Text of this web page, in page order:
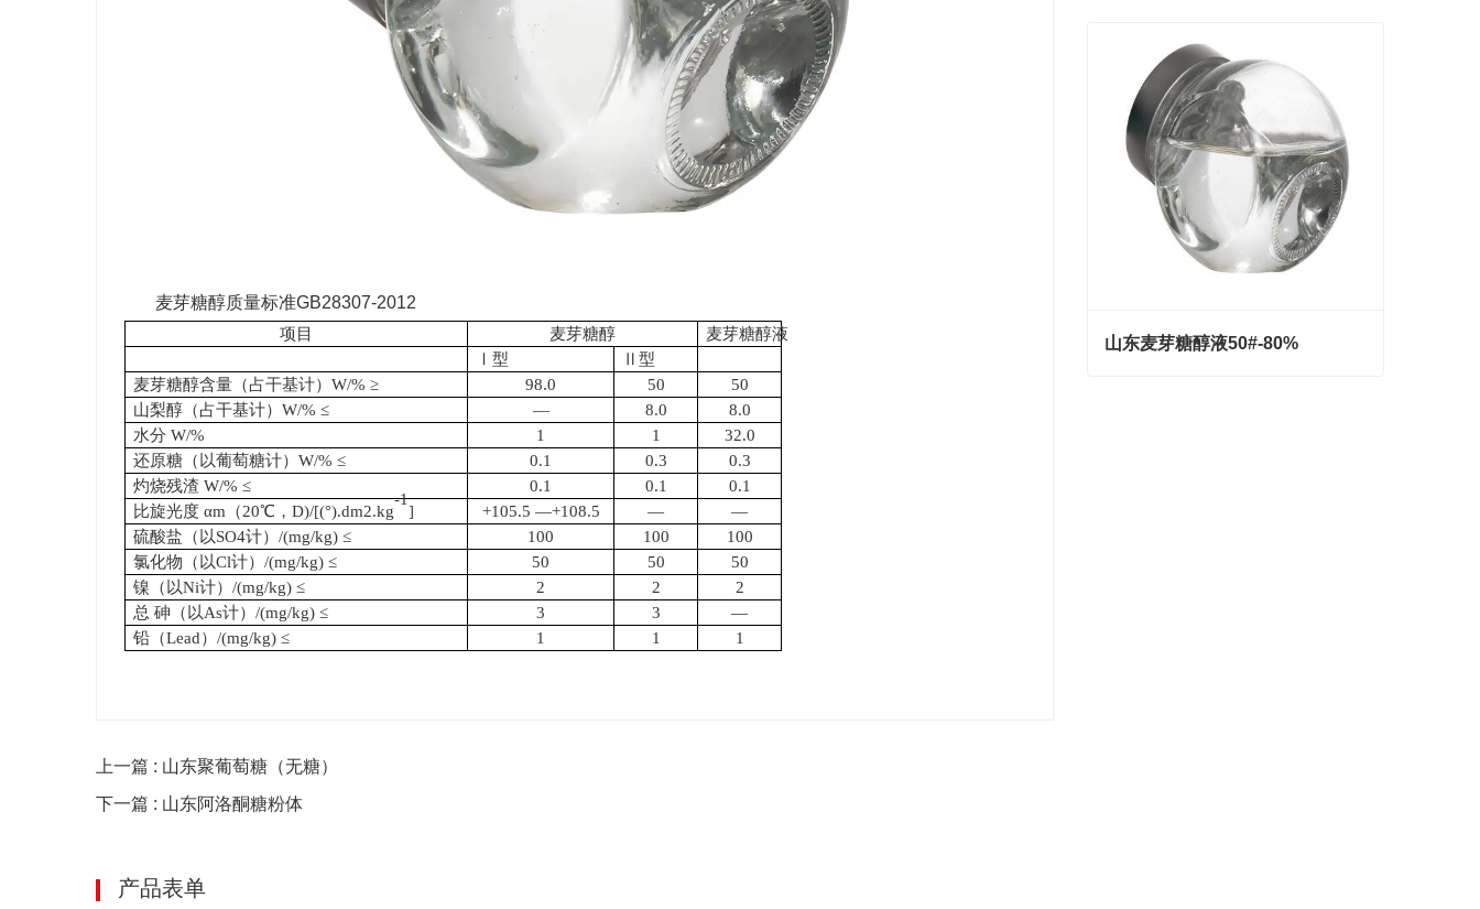
麦芽糖醇质量标准GB28307-2012
项目 麦芽糖醇
麦芽糖醇液
Ⅰ型
Ⅱ型
麦芽糖醇含量（占干基计）W/% ≥
98.0 50
50
山梨醇（占干基计）W/% ≤
— 8.0
8.0
水分 W/%
1 1
32.0
还原糖（以葡萄糖计）W/% ≤
0.1 0.3
0.3
灼烧残渣 W/% ≤
0.1 0.1
0.1
比旋光度 αm（20℃，D)/[(°).dm2.kg
-1
] +105.5 —+108.5 —
—
硫酸盐（以SO4计）/(mg/kg) ≤
100 100
100
氯化物（以Cl计）/(mg/kg) ≤
50 50
50
镍（以Ni计）/(mg/kg) ≤
2 2
2
总 砷（以As计）/(mg/kg) ≤
3 3
—
铅（Lead）/(mg/kg) ≤
1 1 1
上一篇 : 山东聚葡萄糖（无糖）
下一篇 : 山东阿洛酮糖粉体
产品表单
Contact Now
山东麦芽糖醇液50#-80%